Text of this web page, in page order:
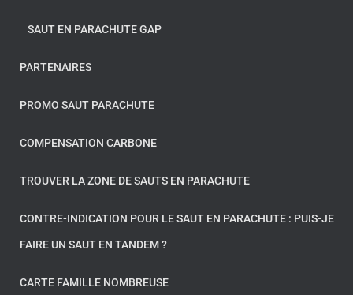
SAUT EN PARACHUTE GAP
PARTENAIRES
PROMO SAUT PARACHUTE
COMPENSATION CARBONE
TROUVER LA ZONE DE SAUTS EN PARACHUTE
CONTRE-INDICATION POUR LE SAUT EN PARACHUTE : PUIS-JE
FAIRE UN SAUT EN TANDEM ?
CARTE FAMILLE NOMBREUSE